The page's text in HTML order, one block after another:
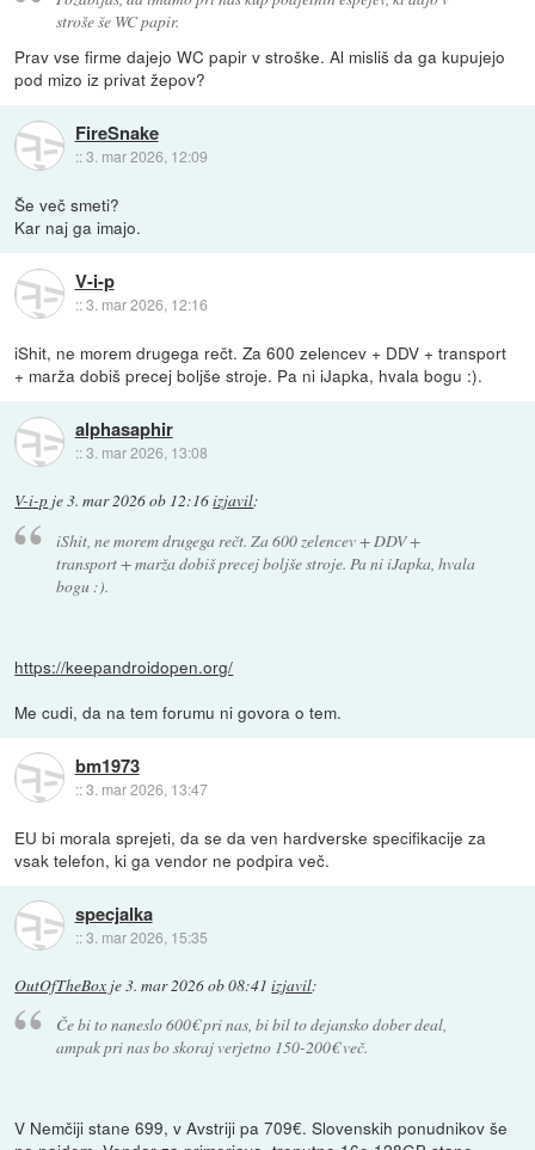
stroše še WC papir.
Prav vse firme dajejo WC papir v stroške. Al misliš da ga kupujejo
pod mizo iz privat žepov?
FireSnake
::3. mar 2026, 12:09
Še več smeti?
Kar naj ga imajo.
V-i-p
::3. mar 2026, 12:16
iShit, ne morem drugega rečt. Za 600 zelencev + DDV + transport
+ marža dobiš precej boljše stroje. Pa ni iJapka, hvala bogu :).
alphasaphir
::3. mar 2026, 13:08
V-i-p je3. mar 2026 ob 12:16izjavil:
iShit, ne morem drugega rečt. Za 600 zelencev + DDV +
transport + marža dobiš precej boljše stroje. Pa ni iJapka, hvala
bogu :).
https://keepandroidopen.org/
Me cudi, da na tem forumu ni govora o tem.
bm1973
::3. mar 2026, 13:47
EU bi morala sprejeti, da se da ven hardverske specifikacije za
vsak telefon, ki ga vendor ne podpira več.
specjalka
::3. mar 2026, 15:35
OutOfTheBox je3. mar 2026 ob 08:41 izjavil:
Če bi to naneslo 600€ pri nas, bi bil to dejansko dober deal,
ampak pri nas bo skoraj verjetno 150-200€ več.
V Nemčiji stane 699, v Avstriji pa 709€. Slovenskih ponudnikov še